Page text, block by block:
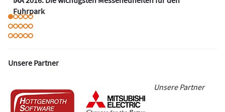
Fuhrpark
Unsere Partner
Unsere Partner